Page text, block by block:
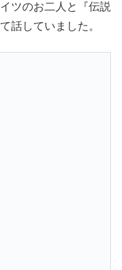
ツのお二人と『伝説
話していました。